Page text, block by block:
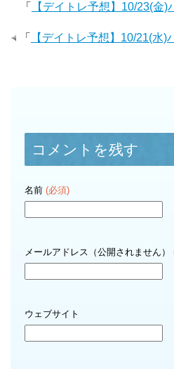
「 【デイトレ予想】10/23(金)
「 【デイトレ予想】10/21(水)
コメントを残す
名前 (必須)
メールアドレス（公開されません）
ウェブサイト